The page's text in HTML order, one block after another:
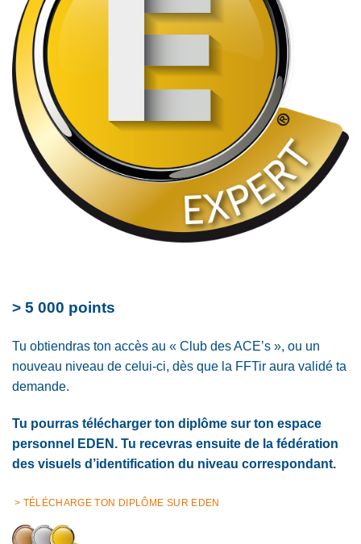
> 5 000 points
Tu obtiendras ton accès au « Club des ACE’s », ou un
nouveau niveau de celui-ci, dès que la FFTir aura validé ta
demande.
Tu pourras télécharger ton diplôme sur ton espace
personnel EDEN. Tu recevras ensuite de la fédération
des visuels d’identification du niveau correspondant.
> TÉLÉCHARGE TON DIPLÔME SUR EDEN